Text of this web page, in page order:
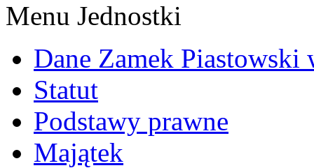
Menu Jednostki
Dane Zamek Piastowski
Statut
Podstawy prawne
Majątek